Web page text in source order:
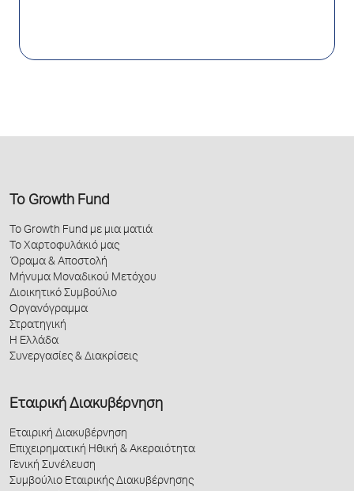
Το Growth Fund
Το Growth Fund με μια ματιά
Το Χαρτοφυλάκιό μας
Όραμα & Αποστολή
Μήνυμα Μοναδικού Μετόχου
Διοικητικό Συμβούλιο
Οργανόγραμμα
Στρατηγική
Η Ελλάδα
Συνεργασίες & Διακρίσεις
Εταιρική Διακυβέρνηση
Εταιρική Διακυβέρνηση
Επιχειρηματική Ηθική & Ακεραιότητα
Γενική Συνέλευση
Συμβούλιο Εταιρικής Διακυβέρνησης